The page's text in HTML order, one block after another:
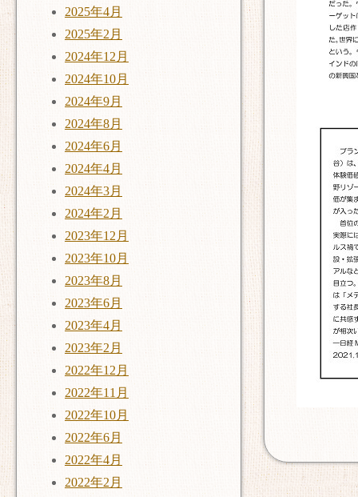
2025年4月
2025年2月
2024年12月
2024年10月
2024年9月
2024年8月
2024年6月
2024年4月
2024年3月
2024年2月
2023年12月
2023年10月
2023年8月
2023年6月
2023年4月
2023年2月
2022年12月
2022年11月
2022年10月
2022年6月
2022年4月
2022年2月